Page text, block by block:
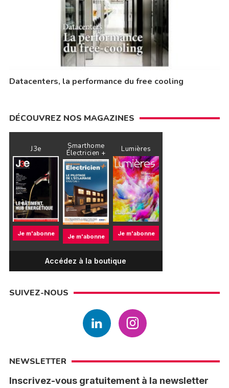
Datacenters, la performance du free cooling
DÉCOUVREZ NOS MAGAZINES
J3e
Je m'abonne
Smarthome
Électricien +
Je m'abonne
Lumières
Je m'abonne
Accédez à la boutique
SUIVEZ-NOUS
NEWSLETTER
Inscrivez-vous gratuitement à la newsletter